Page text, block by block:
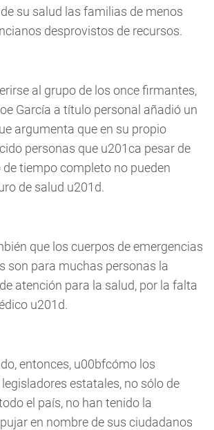
su salud las familias de menos
desprovistos de recursos.
al grupo de los once firmantes,
García a título personal añadió un
argumenta que en su propio
personas que u201ca pesar de
tiempo completo no pueden
de salud u201d.
que los cuerpos de emergencias
son para muchas personas la
atención para la salud, por la falta
u201d.
entonces, u00bfcómo los
estatales, no sólo de
el país, no han tenido la
en nombre de sus ciudadanos